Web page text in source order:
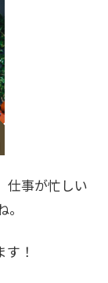
仕事が忙しい
！